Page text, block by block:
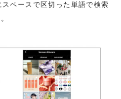
ペースで区切った単語で検索